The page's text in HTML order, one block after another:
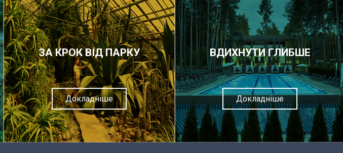
ЗА КРОК ВІД ПАРКУ
Докладніше
ВДИХНУТИ ГЛИБШЕ
Докладніше